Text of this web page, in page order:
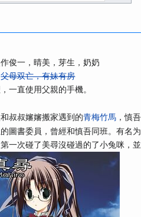
俊一，晴美，芽生，奶奶
父母双亡，有妹有房
一直使用父親的手機。
叔叔嬸嬸搬家遇到的青梅竹馬 ，慎
圖書委員，曾經和慎吾同班。有名
一次碰了美尋沒碰過的了小兔咪，並